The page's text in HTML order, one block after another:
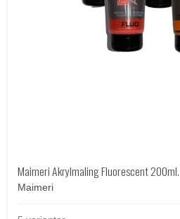
Maimeri Akrylmaling Fluorescent 200ml.
Maimeri